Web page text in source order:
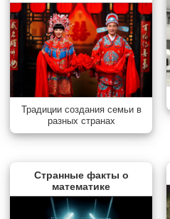
Традиции создания семьи в
разных странах
Странные факты о
математике